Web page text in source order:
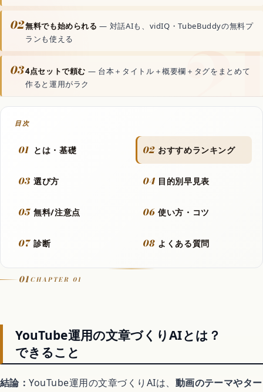
文字起こしAI
音楽生成AI
資料・文書AI
動画
歴代アニメランキング
02無料でも始められる — 対話AIも、vidIQ・TubeBuddyの無料プ
ランも使える
034点セットで頼む — 台本＋タイトル＋概要欄＋タグをまとめて
作ると運用がラク
目次
01 とは・基礎 02 おすすめランキング
03 選び方 04 目的別早見表
05 無料/注意点 06 使い方・コツ
07 診断 08 よくある質問
01CHAPTER 01
YouTube運用の文章づくりAIとは？
できること
結論：YouTube運用の文章づくりAIは、 動画のテーマやター